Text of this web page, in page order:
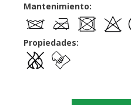
Mantenimiento:
Propiedades: